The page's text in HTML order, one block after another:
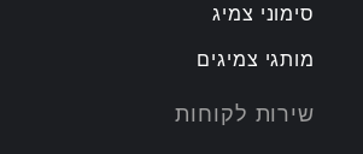
סימוני צמיג
מותגי צמיגים
שירות לקוחות